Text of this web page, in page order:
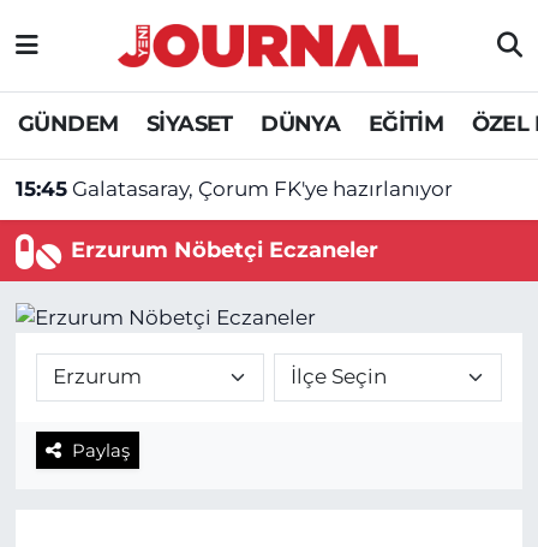
GÜNDEM SİYASET DÜNYA EĞİTİM ÖZEL
15:45 Galatasaray, Çorum FK'ye hazırlanıyor
Erzurum Nöbetçi Eczaneler
Paylaş
GÜNDEM
SİYASET
SAĞLIK
DÜNYA
ÖZEL HABER
Nöbetçi Eczaneler
Hava Durumu
Trafik Durumu
Süper Lig Puan Durumu ve Fikstür
Tüm Manşetler
Son Dakika Haberleri
Haber Arşivi